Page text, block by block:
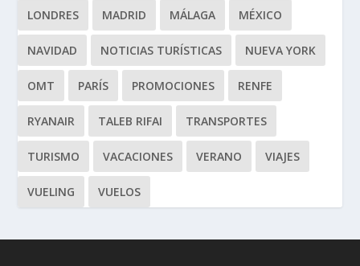
LONDRES MADRID MÁLAGA MÉXICO
NAVIDAD NOTICIAS TURÍSTICAS NUEVA YORK
OMT PARÍS PROMOCIONES RENFE
RYANAIR TALEB RIFAI TRANSPORTES
TURISMO VACACIONES VERANO VIAJES
VUELING VUELOS